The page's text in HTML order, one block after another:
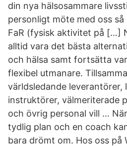
din nya hälsosammare
personligt möte med oss
FaR (fysisk aktivitet på […]
alltid vara det bästa
och hälsa samt fortsätta
flexibel utmanare.
världsledande leverantörer,
instruktörer, välmeriterade
och övrig personal vill …
tydlig plan och en coach
bara drömt om. Hos oss på